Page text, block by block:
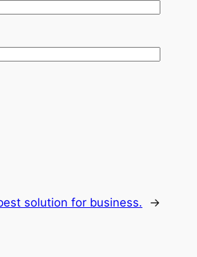
solution for business. →